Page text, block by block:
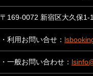
〒169-0072 新宿区大久保
・利用お問い合せ：
・一般お問い合わせ：